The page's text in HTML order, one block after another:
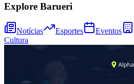
Explore Barueri
Notícias Esportes Eventos
Cultura